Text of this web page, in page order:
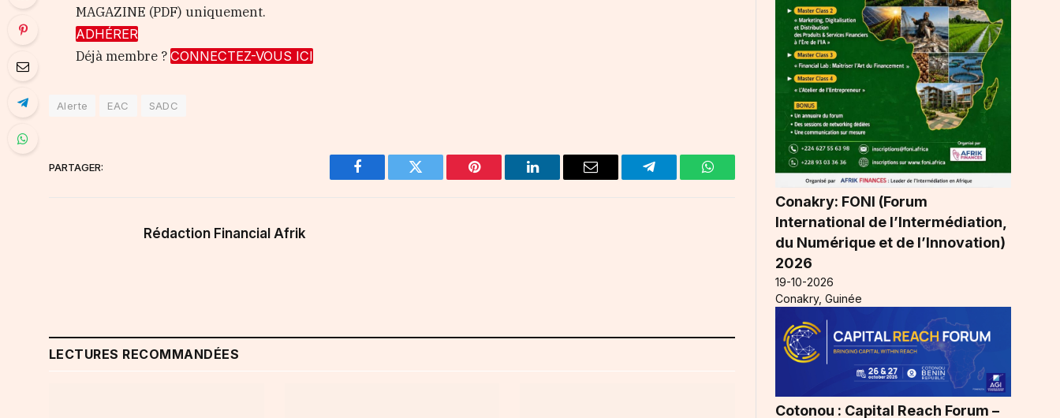
MAGAZINE (PDF) uniquement.
ADHÉRER
Déjà membre ?CONNECTEZ-VOUS ICI
Alerte EAC SADC
PARTAGER:
Facebook Twitter Pinterest LinkedIn Email Telegram WhatsApp
Rédaction Financial Afrik
LECTURES RECOMMANDÉES
Conakry: FONI (Forum
International de l’Intermédiation,
du Numérique et de l’Innovation)
2026
19-10-2026
Conakry, Guinée
Cotonou : Capital Reach Forum –